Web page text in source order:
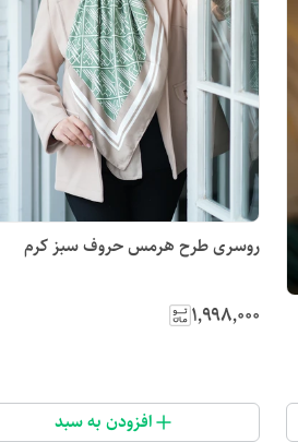
روسری طرح هرمس حروف سبز کرم
۱٬۹۹۸٬۰۰۰
افزودن به سبد